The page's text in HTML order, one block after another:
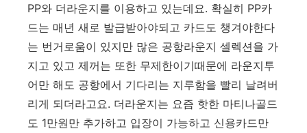
PP와 더라운지를 이용하고 있는데요. 확실히 PP카
드는 매년 새로 발급받아야되고 카드도 챙겨야한다
는 번거로움이 있지만 많은 공항라운지 셀렉션을 가
지고 있고 제꺼는 또한 무제한이기때문에 라운지투
어만 해도 공항에서 기다리는 지루함을 빨리 날려버
리게 되더라고요. 더라운지는 요즘 핫한 마티나골드
도 1만원만 추가하고 입장이 가능하고 신용카드만